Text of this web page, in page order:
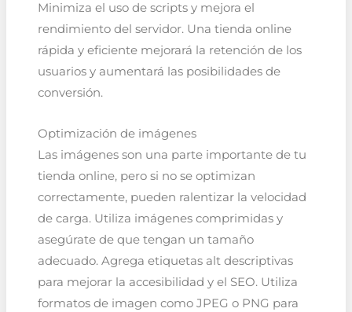
Minimiza el uso de scripts y mejora el
rendimiento del servidor. Una tienda online
rápida y eficiente mejorará la retención de los
usuarios y aumentará las posibilidades de
conversión.
Optimización de imágenes
Las imágenes son una parte importante de tu
tienda online, pero si no se optimizan
correctamente, pueden ralentizar la velocidad
de carga. Utiliza imágenes comprimidas y
asegúrate de que tengan un tamaño
adecuado. Agrega etiquetas alt descriptivas
para mejorar la accesibilidad y el SEO. Utiliza
formatos de imagen como JPEG o PNG para